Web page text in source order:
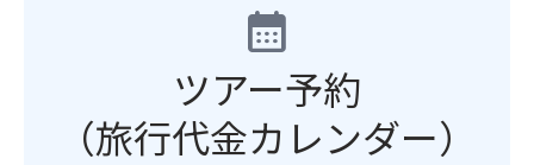
calendar_month
ツアー予約
（旅行代金カレンダー）